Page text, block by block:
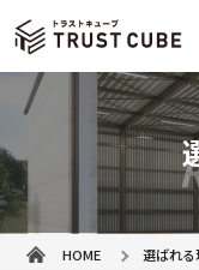
HOME 選ばれる